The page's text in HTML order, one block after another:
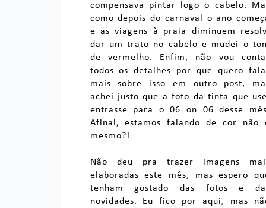
compensava pintar logo o cabelo.
como depois do carnaval o ano
e as viagens à praia diminuem
dar um trato no cabelo e mudei o
de vermelho. Enfim, não vou
todos os detalhes por que quero
mais sobre isso em outro post,
achei justo que a foto da tinta que
entrasse para o 06 on 06 desse
Afinal, estamos falando de cor não
mesmo?!
Não deu pra trazer imagens
elaboradas este mês, mas espero
tenham gostado das fotos e
novidades. Eu fico por aqui, mas